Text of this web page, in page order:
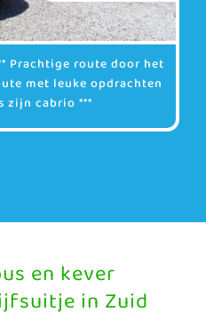
Prachtige route door het
met leuke opdrachten
zijn cabrio ***
en kever
in Zuid